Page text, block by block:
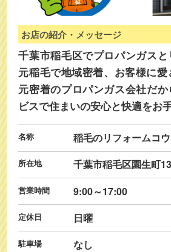
お店の紹介・メッセージ
千葉市稲毛区でプロパンガス
元稲毛で地域密着、お客様に
元密着のプロパンガス会社だ
ビスで住まいの安心と快適をお
名称 稲毛のリフォームコ
所在地 千葉市稲毛区園生町
営業時間 9:00～17:00
定休日 日曜
駐車場 なし